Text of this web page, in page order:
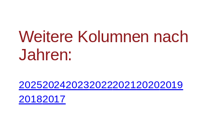
Weitere Kolumnen nach
Jahren:
2025202420232022202120202019
20182017